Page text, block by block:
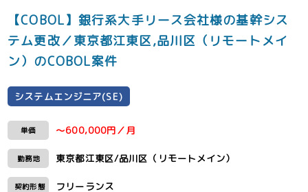
【COBOL】銀行系大手リース会社様の基幹シス
テム更改／東京都江東区,品川区（リモートメイ
ン）のCOBOL案件
システムエンジニア(SE)
単価 ～600,000円／月
勤務地 東京都江東区/品川区（リモートメイン）
契約形態 フリーランス